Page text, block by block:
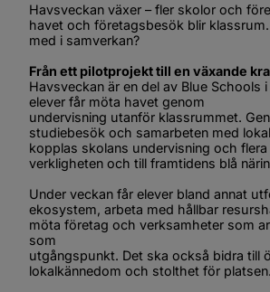
Havsveckan växer – fler skolor och
havet och företagsbesök blir
med i samverkan?
Från ett pilotprojekt till en växande
Havsveckan är en del av Blue Schools
elever får möta havet genom
undervisning utanför klassrummet.
studiebesök och samarbeten med
kopplas skolans undervisning och flera
verkligheten och till framtidens blå
Under veckan får elever bland annat
ekosystem, arbeta med hållbar
möta företag och verksamheter som
som
utgångspunkt. Det ska också bidra till
lokalkännedom och stolthet för platsen.